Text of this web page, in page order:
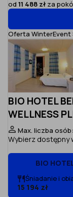
od 11 488 zł za
Oferta WinterEvent
BIO HOTEL
WELLNESS
Max. liczba
Wybierz dostępny
BIO
Śniadanie i
15 194 zł